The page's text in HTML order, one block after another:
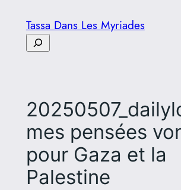
contenu
Tassa Dans Les Myriades
Rechercher
mes pensées
pour Gaza et la
Palestine